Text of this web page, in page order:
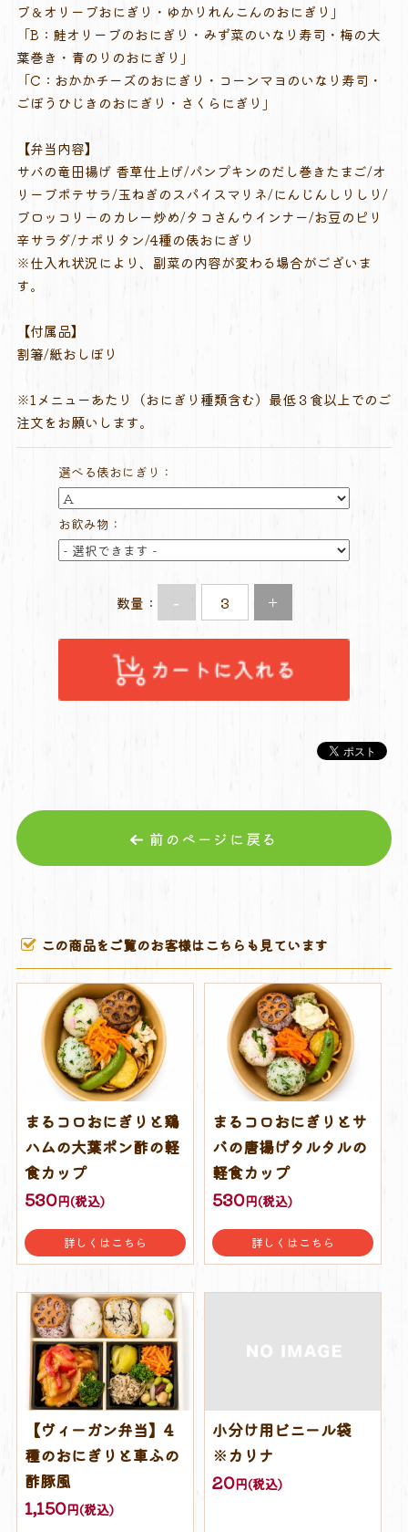
ブ＆オリーブおにぎり・ゆかりれんこんのおにぎり」
「B：鮭オリーブのおにぎり・みず菜のいなり寿司・梅の大
葉巻き・青のりのおにぎり」
「C：おかかチーズのおにぎり・コーンマヨのいなり寿司・
ごぼうひじきのおにぎり・さくらにぎり」
【弁当内容】
サバの竜田揚げ 香草仕上げ/パンプキンのだし巻きたまご/オ
リーブポテサラ/玉ねぎのスパイスマリネ/にんじんしりしり/
ブロッコリーのカレー炒め/タコさんウインナー/お豆のピリ
辛サラダ/ナポリタン/4種の俵おにぎり
※仕入れ状況により、副菜の内容が変わる場合がございま
す。
【付属品】
割箸/紙おしぼり
※1メニューあたり（おにぎり種類含む）最低３食以上でのご
注文をお願いします。
選べる俵おにぎり：
お飲み物：
数量： - +
前のページに戻る
この商品をご覧のお客様はこちらも見ています
まるコロおにぎりと鶏
ハムの大葉ポン酢の軽
食カップ
530円(税込)
詳しくはこちら
まるコロおにぎりとサ
バの唐揚げタルタルの
軽食カップ
530円(税込)
詳しくはこちら
【ヴィーガン弁当】4
種のおにぎりと車ふの
酢豚風
1,150円(税込)
小分け用ビニール袋
※カリナ
20円(税込)